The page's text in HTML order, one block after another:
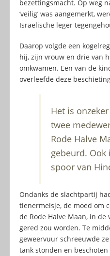
bezettingsmacht. Op weg
‘veilig’ was aangemerkt,
Israëlische leger
Daarop volgde een
hij, zijn vrouw en drie van
omkwamen. Een van de
overleefde deze
Het is
twee
Rode Halve
gebeurd. Ook
spoor van
Ondanks de slachtpartij
tienermeisje, de moed om
de Rode Halve Maan, in
gered zou worden. Te
geweervuur schreeuwde
tank stonden en